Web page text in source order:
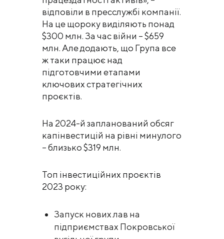
відповіли в пресслужбі компанії.
На це щороку виділяють понад
$300 млн. За час війни – $659
млн. Але додають, що Група все
ж таки працює над
підготовчими етапами
ключових стратегічних
проєктів.
На 2024-й запланований обсяг
капінвестицій на рівні минулого
– близько $319 млн.
Топ інвестиційних проєктів
2023 року:
Запуск нових лав на
підприємствах Покровської